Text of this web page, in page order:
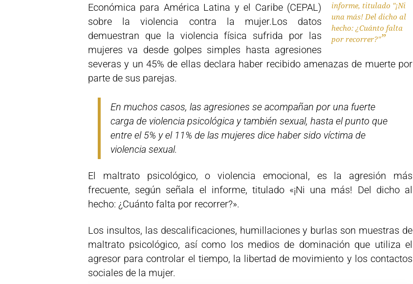
informe, titulado "¡Ni
una más! Del dicho al
hecho: ¿Cuánto falta
por recorrer?"
Económica para América Latina y el Caribe (CEPAL)
sobre la violencia contra la mujer.Los datos
demuestran que la violencia física sufrida por las
mujeres va desde golpes simples hasta agresiones
severas y un 45% de ellas declara haber recibido amenazas de muerte por
parte de sus parejas.
En muchos casos, las agresiones se acompañan por una fuerte
carga de violencia psicológica y también sexual, hasta el punto que
entre el 5% y el 11% de las mujeres dice haber sido víctima de
violencia sexual.
El maltrato psicológico, o violencia emocional, es la agresión más
frecuente, según señala el informe, titulado «¡Ni una más! Del dicho al
hecho: ¿Cuánto falta por recorrer?».
Los insultos, las descalificaciones, humillaciones y burlas son muestras de
maltrato psicológico, así como los medios de dominación que utiliza el
agresor para controlar el tiempo, la libertad de movimiento y los contactos
sociales de la mujer.